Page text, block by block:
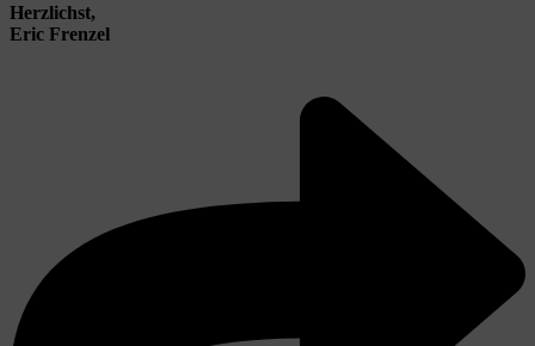
Herzlichst,
Eric Frenzel